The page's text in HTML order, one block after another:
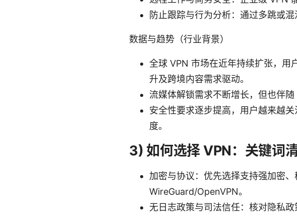
防止跟踪与行为分析：通过多跳或
数据与趋势（行业背景）
全球 VPN 市场在近年持续扩张，用
升及跨境内容需求驱动。
流媒体解锁需求不断增长，但也伴
安全性要求逐步提高，用户越来越
度。
3) 如何选择 VPN：关键词
加密与协议：优先选择支持强加密
WireGuard/OpenVPN。
无日志政策与司法信任：核对隐私